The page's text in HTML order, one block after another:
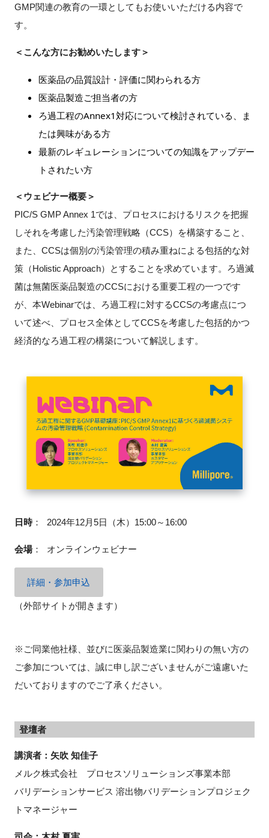
施設・アクセス
イベントお知らせメール登録
GMP関連の教育の一環としてもお使いいただける内容で
す。
＜こんな方にお勧めいたします＞
医薬品の品質設計・評価に関わられる方
医薬品製造ご担当者の方
ろ過工程のAnnex1対応について検討されている、ま
たは興味がある方
最新のレギュレーションについての知識をアップデー
トされたい方
＜ウェビナー概要＞
PIC/S GMP Annex 1では、プロセスにおけるリスクを把握
しそれを考慮した汚染管理戦略（CCS）を構築すること、
また、CCSは個別の汚染管理の積み重ねによる包括的な対
策（Holistic Approach）とすることを求めています。ろ過滅
菌は無菌医薬品製造のCCSにおける重要工程の一つです
が、本Webinarでは、ろ過工程に対するCCSの考慮点につ
いて述べ、プロセス全体としてCCSを考慮した包括的かつ
経済的なろ過工程の構築について解説します。
日時： 2024年12月5日（木）15:00～16:00
会場： オンラインウェビナー
詳細・参加申込
（外部サイトが開きます）
※ご同業他社様、並びに医薬品製造業に関わりの無い方の
ご参加については、誠に申し訳ございませんがご遠慮いた
だいておりますのでご了承ください。
登壇者
講演者： 矢吹 知佳子
メルク株式会社 プロセスソリューションズ事業本部
バリデーションサービス 溶出物バリデーションプロジェク
トマネージャー